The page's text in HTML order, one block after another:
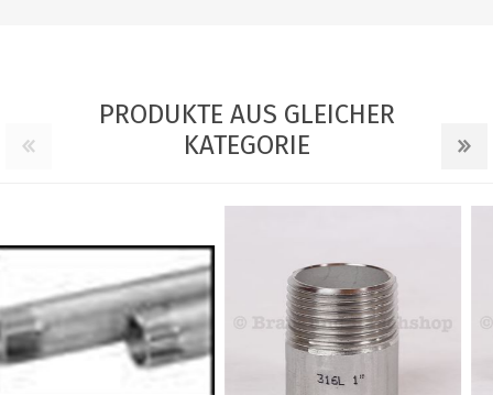
PRODUKTE AUS GLEICHER
KATEGORIE